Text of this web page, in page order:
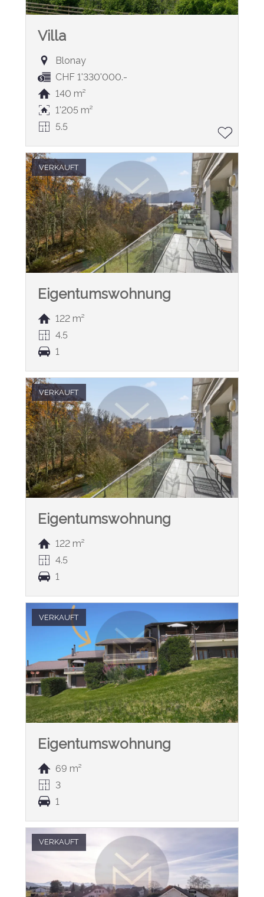
Villa
Blonay
CHF 1'330'000.-
140 m²
1'205 m²
5.5
VERKAUFT
Eigentumswohnung
122 m²
4.5
1
VERKAUFT
Eigentumswohnung
122 m²
4.5
1
VERKAUFT
Eigentumswohnung
69 m²
3
1
VERKAUFT